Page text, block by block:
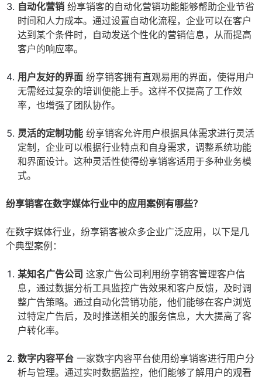
自动化营销 纷享销客的自动化营销功能能够帮助企业节省
时间和人力成本。通过设置自动化流程，企业可以在客户
达到某个条件时，自动发送个性化的营销信息，从而提高
客户的响应率。
用户友好的界面 纷享销客拥有直观易用的界面，使得用户
无需经过复杂的培训便能上手。这样不仅提高了工作效
率，也增强了团队协作。
灵活的定制功能 纷享销客允许用户根据具体需求进行灵活
定制，企业可以根据行业特点和自身需求，调整系统功能
和界面设计。这种灵活性使得纷享销客适用于多种业务模
式。
纷享销客在数字媒体行业中的应用案例有哪些？
在数字媒体行业，纷享销客被众多企业广泛应用，以下是几
个典型案例：
某知名广告公司 这家广告公司利用纷享销客管理客户信
息，通过数据分析工具监控广告效果和客户反馈，及时调
整广告策略。通过自动化营销功能，他们能够在客户浏览
过特定广告后，及时推送相关的服务信息，大大提高了客
户转化率。
数字内容平台 一家数字内容平台使用纷享销客进行用户分
析与管理。通过实时数据监控，他们能够了解用户的观看